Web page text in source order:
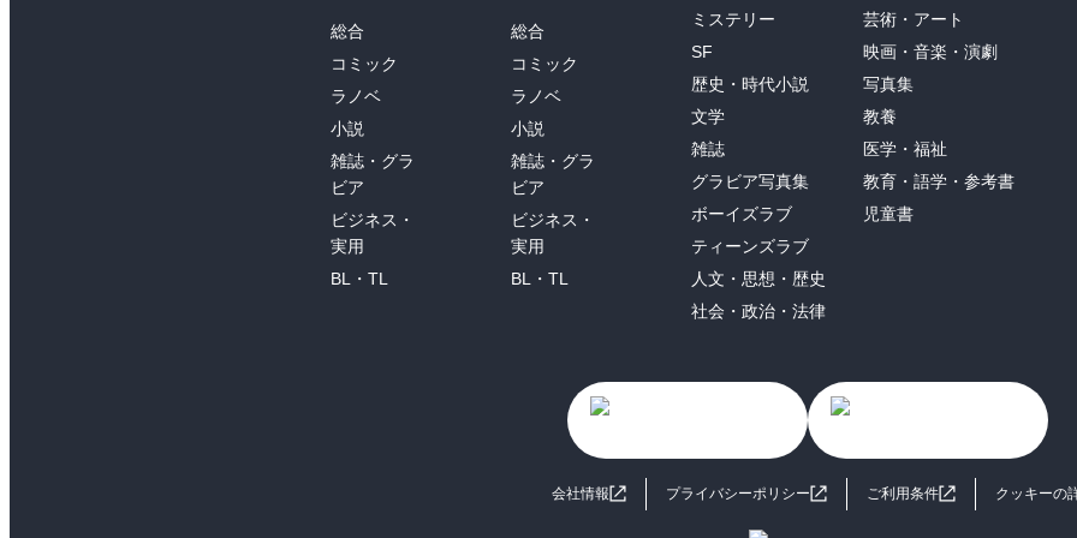
総合
コミック
ラノベ
小説
雑誌・グラ
ビア
ビジネス・
実用
BL・TL
総合
コミック
ラノベ
小説
雑誌・グラ
ビア
ビジネス・
実用
BL・TL
ミステリー
SF
歴史・時代小説
文学
雑誌
グラビア写真集
ボーイズラブ
ティーンズラブ
人文・思想・歴史
社会・政治・法律
芸術・アート
映画・音楽・演劇
写真集
教養
医学・福祉
教育・語学・参考書
児童書
会社情報 プライバシーポリシー ご利用条件 クッキーの